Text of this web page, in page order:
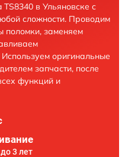
в Ульяновске с
сложности. Проводим
поломки, заменяем
Используем оригинальные
запчасти, после
функций и
3 лет